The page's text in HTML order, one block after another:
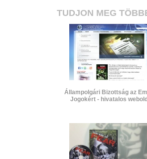
TUDJON MEG
Állampolgári Bizottság az
Jogokért - hivatalos